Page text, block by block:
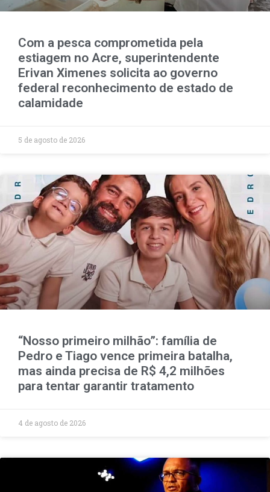
Com a pesca comprometida pela
estiagem no Acre, superintendente
Erivan Ximenes solicita ao governo
federal reconhecimento de estado de
calamidade
5 de agosto de 2026
“Nosso primeiro milhão”: família de
Pedro e Tiago vence primeira batalha,
mas ainda precisa de R$ 4,2 milhões
para tentar garantir tratamento
4 de agosto de 2026